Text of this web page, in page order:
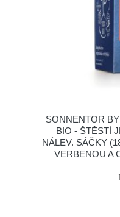
SONNENTOR
BIO - ŠTĚSTÍ
NÁLEV. SÁČKY
VERBENOU A